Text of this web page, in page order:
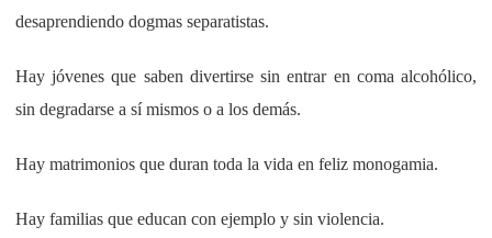
desaprendiendo dogmas separatistas.
Hay jóvenes que saben divertirse sin entrar en coma alcohólico,
sin degradarse a sí mismos o a los demás.
Hay matrimonios que duran toda la vida en feliz monogamia.
Hay familias que educan con ejemplo y sin violencia.